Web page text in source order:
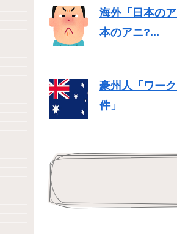
海外「日本の
本のアニ?...
豪州人「ワー
件」